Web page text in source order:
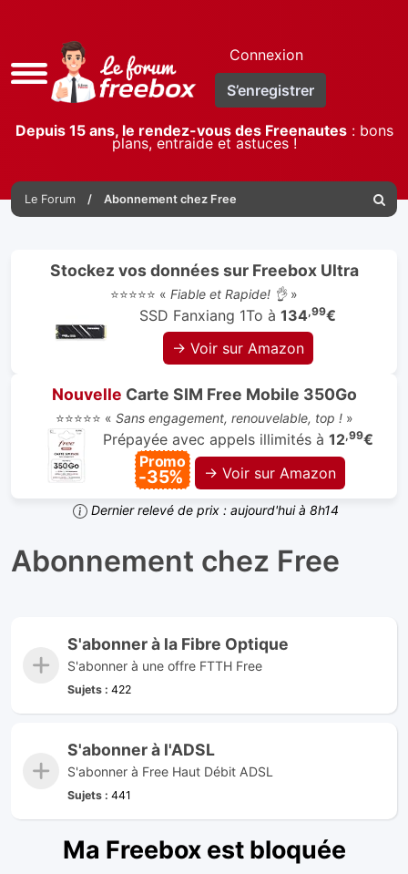
Accès
rapide
Connexion
S’enregistrer
Depuis 15 ans, le rendez-vous des Freenautes: bons
plans, entraide et astuces !
Le Forum Abonnement chez Free
Stockez vos données sur Freebox Ultra
⭐⭐⭐⭐⭐ « Fiable et Rapide! 👌»
SSD Fanxiang 1To à 134,99€
→ Voir sur Amazon
Nouvelle Carte SIM Free Mobile 350Go
⭐⭐⭐⭐⭐ « Sans engagement, renouvelable, top !»
Prépayée avec appels illimités à 12,99€
Promo
-35% → Voir sur Amazon
Dernier relevé de prix : aujourd'hui à 8h14
Abonnement chez Free
S'abonner à la Fibre Optique
S'abonner à une offre FTTH Free
Sujets : 422
S'abonner à l'ADSL
S'abonner à Free Haut Débit ADSL
Sujets : 441
Ma Freebox est bloquée